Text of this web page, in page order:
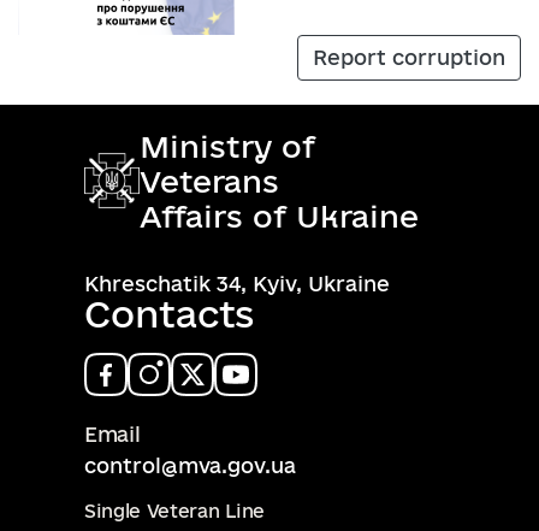
Report corruption
Ministry of
Veterans
Affairs of Ukraine
Khreschatik 34, Kyiv, Ukraine
Contacts
Email
control@mva.gov.ua
Single Veteran Line